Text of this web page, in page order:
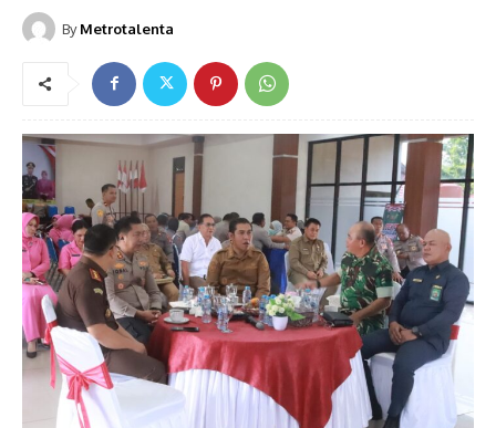
By Metrotalenta